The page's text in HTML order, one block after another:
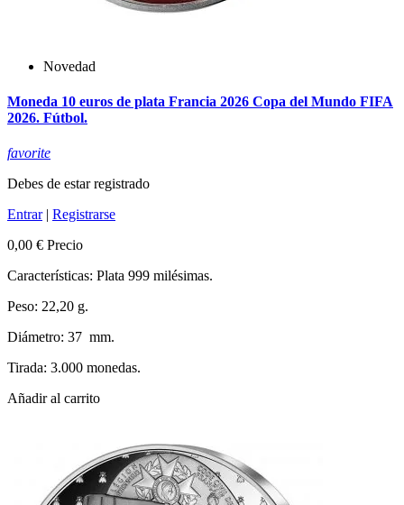
Novedad
Moneda 10 euros de plata Francia 2026 Copa del Mundo FIFA
2026. Fútbol.
favorite
Debes de estar registrado
Entrar| Registrarse
0,00 € Precio
Características: Plata 999 milésimas.
Peso: 22,20 g.
Diámetro: 37 mm.
Tirada: 3.000 monedas.
Añadir al carrito